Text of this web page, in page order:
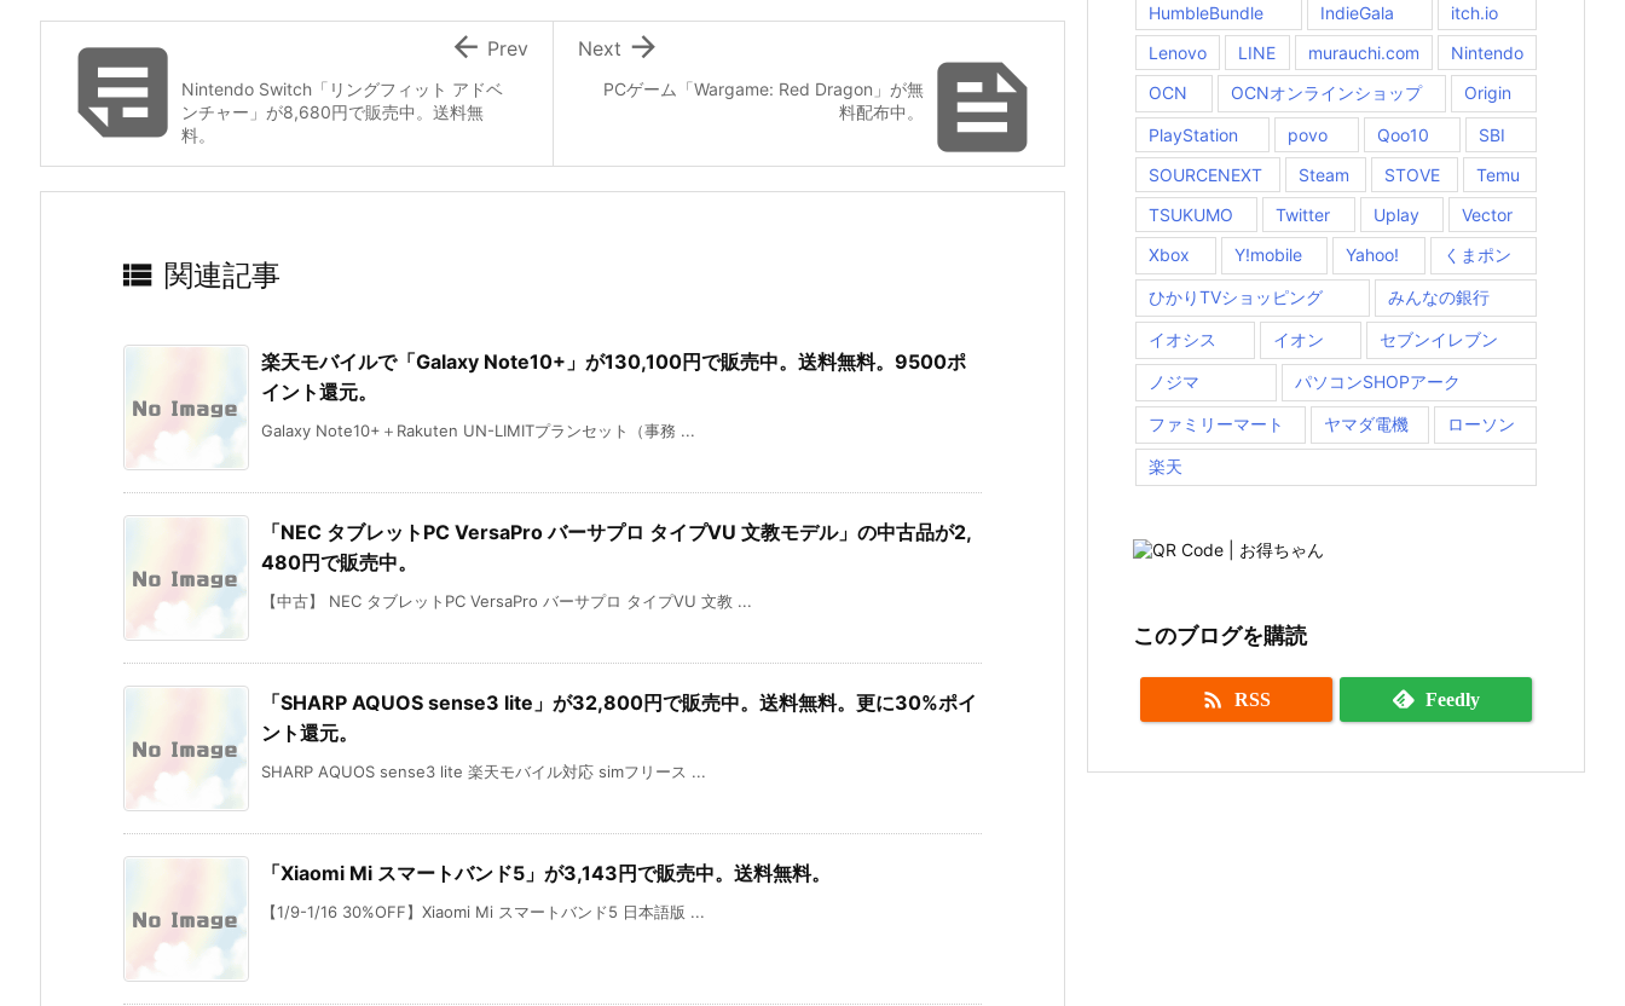

PCゲーム「Wargame: Red Dragon」が無
料配布中。

Next
Nintendo Switch「リングフィット アドベ
ンチャー」が8,680円で販売中。送料無
料。
 Prev
 関連記事
楽天モバイルで「Galaxy Note10+」が130,100円で販売中。送料無料。9500ポ
イント還元。
Galaxy Note10+＋Rakuten UN-LIMITプランセット（事務 ...
「NEC タブレットPC VersaPro バーサプロ タイプVU 文教モデル」の中古品が2,
480円で販売中。
【中古】 NEC タブレットPC VersaPro バーサプロ タイプVU 文教 ...
「SHARP AQUOS sense3 lite」が32,800円で販売中。送料無料。更に30%ポイ
ント還元。
SHARP AQUOS sense3 lite 楽天モバイル対応 simフリース ...
「Xiaomi Mi スマートバンド5」が3,143円で販売中。送料無料。
【1/9-1/16 30%OFF】Xiaomi Mi スマートバンド5 日本語版 ...
HumbleBundle
IndieGala
itch.io
Lenovo
LINE murauchi.com
Nintendo
OCN
OCNオンラインショップ Origin
PlayStation povo Qoo10
SBI
SOURCENEXT
Steam STOVE
Temu
TSUKUMO
Twitter Uplay
Vector
Xbox
Y!mobile Yahoo! くまポン
ひかりTVショッピング みんなの銀行
イオシス イオン セブンイレブン
ノジマ パソコンSHOPアーク
ファミリーマート ヤマダ電機 ローソン
楽天
このブログを購読
 RSS Feedly